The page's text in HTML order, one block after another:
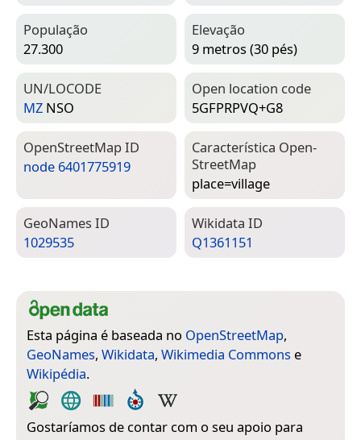
População
27.300
Elevação
9 metros (30 pés)
UN/LOCODE
MZ NSO
Open location code
5GFPRPVQ+G8
Open­Street­Map ID
node 6401775919
Característica Open­
Street­Map
place=­village
Geo­Names ID
1029535
Wiki­data ID
Q1361151
Esta página é baseada no OpenStreetMap,
GeoNames, Wikidata, Wikimedia Commons e
Wikipédia.
Gostaríamos de contar com o seu apoio para